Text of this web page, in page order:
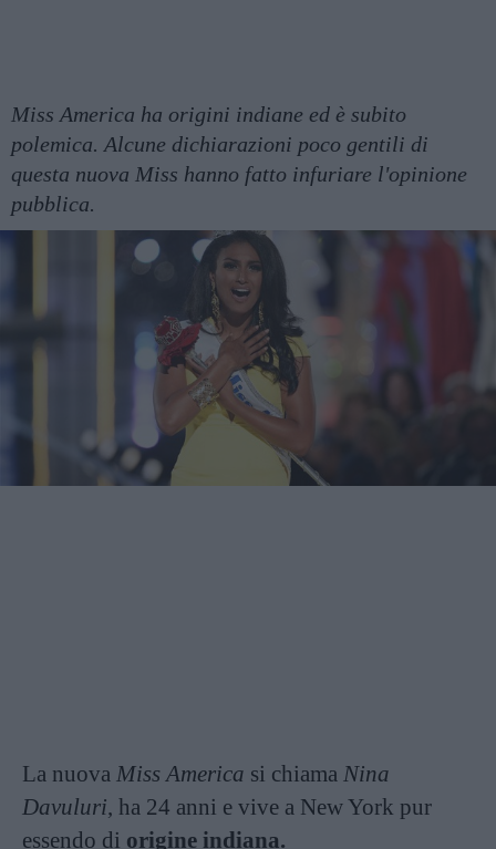
Miss America ha origini indiane ed è subito
polemica. Alcune dichiarazioni poco gentili di
questa nuova Miss hanno fatto infuriare l'opinione
pubblica.
La nuova Miss America si chiama Nina
Davuluri, ha 24 anni e vive a New York pur
essendo di origine indiana.